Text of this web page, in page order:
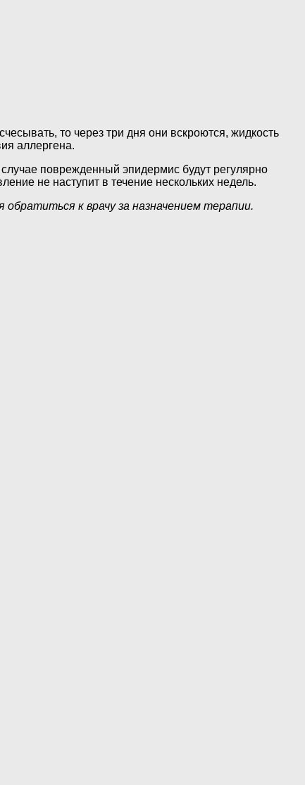
то через три дня они вскроются, жидкость
аллергена.
поврежденный эпидермис будут регулярно
не наступит в течение нескольких недель.
к врачу за назначением терапии.